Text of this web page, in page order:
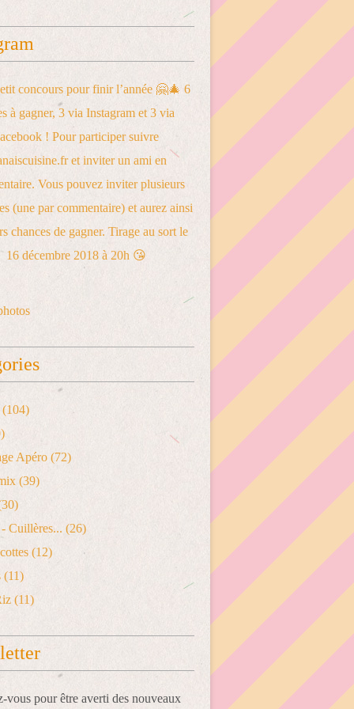
(104)
Apéro (72)
(39)
Cuillères... (26)
(12)
(11)
(11)
vous pour être averti des nouveaux